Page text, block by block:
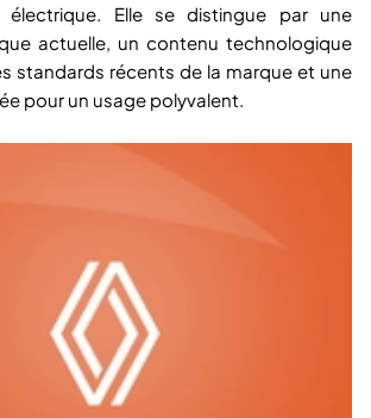
Elle se distingue par une
actuelle, un contenu technologique
standards récents de la marque et une
pour un usage polyvalent.